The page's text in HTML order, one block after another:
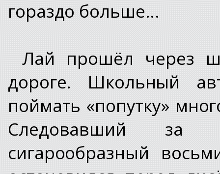
гораздо больше...
Лай прошёл через
дороге. Школьный
поймать «попутку»
Следовавший за
сигарообразный